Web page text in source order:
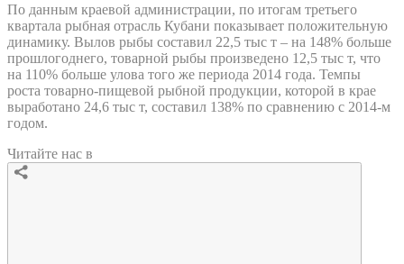
По данным краевой администрации, по итогам третьего
квартала рыбная отрасль Кубани показывает положительную
динамику. Вылов рыбы составил 22,5 тыс т – на 148% больше
прошлогоднего, товарной рыбы произведено 12,5 тыс т, что
на 110% больше улова того же периода 2014 года. Темпы
роста товарно-пищевой рыбной продукции, которой в крае
выработано 24,6 тыс т, составил 138% по сравнению с 2014-м
годом.
Читайте нас в